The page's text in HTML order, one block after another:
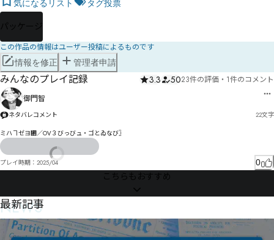
気になるリスト
タグ投票
パッケージ
この作品の情報はユーザー投稿によるものです
情報を修正 管理者申請
みんなのプレイ記録 3.3 5023件の評価 ・ 1件のコメント
御門智
ネタバレコメント 22文字
ミハヿゼヨ㄂／OV３びっびュ・ゴとゐなび〗
プレイ時期： 2025/04 0
こちらもおすすめ
NEWS
最新記事